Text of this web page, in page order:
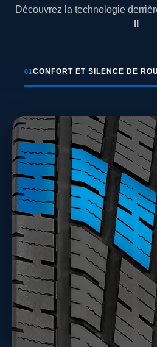
Découvrez la technologie
01CONFORT ET SILENCE DE